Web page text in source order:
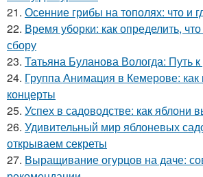
21. Осенние грибы на тополях: что и
22. Время уборки: как определить,
сбору
23. Татьяна Буланова Вологда: Путь к
24. Группа Анимация в Кемерове: как
концерты
25. Успех в садоводстве: как яблони
26. Удивительный мир яблоневых
открываем секреты
27. Выращивание огурцов на даче: